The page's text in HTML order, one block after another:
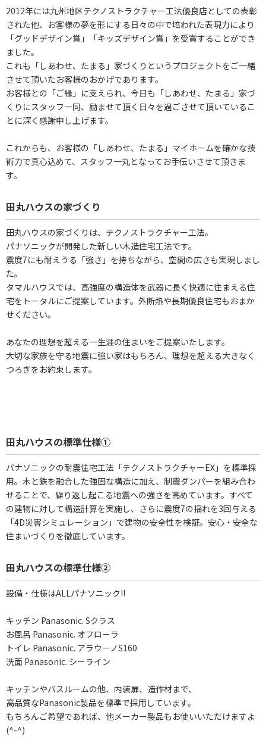
2012年には九州地区テクノストラクチャー工法優良店としての表彰
された他、お客様の夢を形にする日々の中で培われた表現力により
「グッドデザイン賞」「キッズデザイン賞」を受賞することができ
ました。
これも「しあわせ、たまる」家づくりというプロジェクトをご一緒
させて頂いたお客様のおかげであります。
お客様との「ご縁」に支えられ、今日も「しあわせ、たまる」家づ
くりにスタッフ一同、励ませて頂く日々を過ごさせて頂いているこ
とに深く感謝申し上げます。
これからも、お客様の「しあわせ、たまる」マイホームを確かな技
術力で真心込めて、スタッフ一丸となってお手伝いさせて頂きま
す。
田丸ハウスの家づくり
田丸ハウスの家づくりは、テクノストラクチャー工法。
パナソニックが開発した新しい木造住宅工法です。
震度7にも耐えうる「強さ」を持ちながら、空間の広さも実現しまし
た。
タマルハウスでは、高強度の構造体を武器に長く快適に住まえる住
宅をトータルにご提案しています。外断熱や長期優良住宅もおまか
せください。
あなたの理想を超える一生涯の住まいをご提案いたします。
大切な家族を守る地震に強い家はもちろん、理想を超える大きなく
つろぎをお約束します。
田丸ハウスの標準仕様①
パナソニックの耐震住宅工法「テクノストラクチャーEX」を標準採
用。木と鉄を融合した強固な構造に加え、制震ダンパーを組み合わ
せることで、繰り返し起こる地震への強さを高めています。すべて
の建物に対して構造計算を実施し、さらに震度7の揺れを3回与える
「4D災害シミュレーション」で建物の安全性を検証。安心・安全な
住まいづくりを徹底しています。
田丸ハウスの標準仕様②
設備・仕様はALLパナソニック!!
キッチン Panasonic. Sクラス
お風呂 Panasonic. オフローラ
トイレ Panasonic. アラウーノS160
洗面 Panasonic. シーライン
キッチンやバスルームの他、内装扉、造作材まで、
高品質なPanasonic製品を標準で採用しています。
もちろんご希望であれば、他メーカー製品もお使いいただけますよ
(^-^)